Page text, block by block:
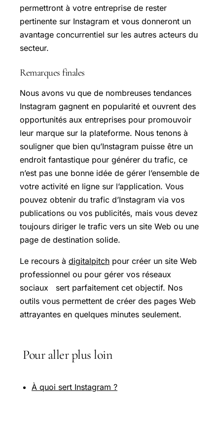
permettront à votre entreprise de rester
pertinente sur Instagram et vous donneront un
avantage concurrentiel sur les autres acteurs du
secteur.
Remarques finales
Nous avons vu que de nombreuses tendances
Instagram gagnent en popularité et ouvrent des
opportunités aux entreprises pour promouvoir
leur marque sur la plateforme. Nous tenons à
souligner que bien qu’Instagram puisse être un
endroit fantastique pour générer du trafic, ce
n’est pas une bonne idée de gérer l’ensemble de
votre activité en ligne sur l’application. Vous
pouvez obtenir du trafic d’Instagram via vos
publications ou vos publicités, mais vous devez
toujours diriger le trafic vers un site Web ou une
page de destination solide.
Le recours à digitalpitch pour créer un site Web
professionnel ou pour gérer vos réseaux
sociaux sert parfaitement cet objectif. Nos
outils vous permettent de créer des pages Web
attrayantes en quelques minutes seulement.
Pour aller plus loin
À quoi sert Instagram ?